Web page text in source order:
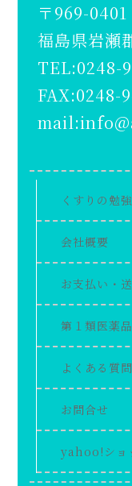
〒969-0401
福島県岩瀬
TEL:0248-
FAX:0248-
くすりの勉
会社概要
お支払い・
第１類医薬
よくある質問
お問合せ
yahoo!ショ